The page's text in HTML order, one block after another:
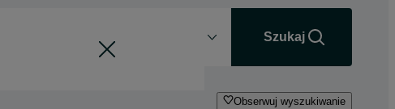
Szukaj
Obserwuj wyszukiwanie